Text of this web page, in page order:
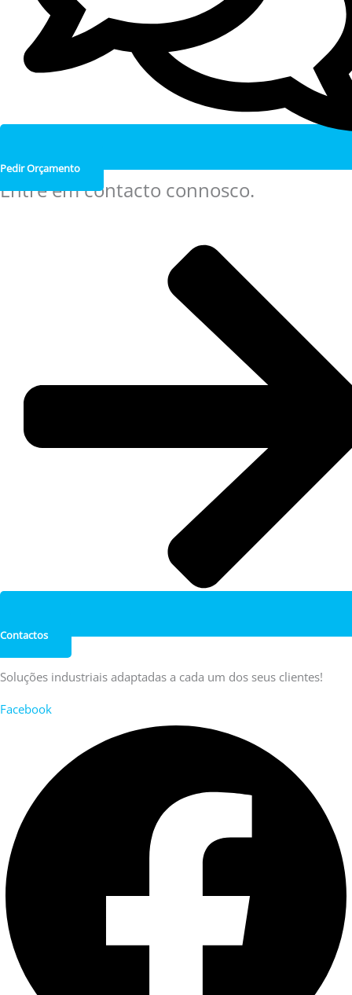
Pedir Orçamento
Entre em contacto connosco.
Contactos
Soluções industriais adaptadas a cada um dos seus clientes!
Facebook